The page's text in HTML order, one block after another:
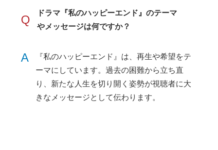
Q
ドラマ『私のハッピーエンド』のテーマ
やメッセージは何ですか？
A
『私のハッピーエンド』は、再生や希望をテ
ーマにしています。過去の困難から立ち直
り、新たな人生を切り開く姿勢が視聴者に大
きなメッセージとして伝わります。